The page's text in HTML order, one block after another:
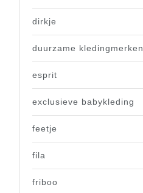
dirkje
duurzame kledingmerken
esprit
exclusieve babykleding
feetje
fila
friboo